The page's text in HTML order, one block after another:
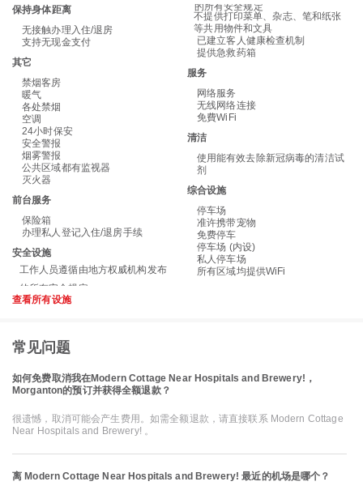
保持身体距离
无接触办理入住/退房
支持无现金支付
其它
禁烟客房
暖气
各处禁烟
空调
24小时保安
安全警报
烟雾警报
公共区域都有监视器
灭火器
前台服务
保险箱
办理私人登记入住/退房手续
安全设施
工作人员遵循由地方权威机构发布
的所有安全规定
不提供打印菜单、杂志、笔和纸张
等共用物件和文具
已建立客人健康检查机制
提供急救药箱
服务
网络服务
无线网络连接
免費WiFi
清洁
使用能有效去除新冠病毒的清洁试
剂
综合设施
停车场
准许携带宠物
免费停车
停车场 (内设)
私人停车场
所有区域均提供WiFi
查看所有设施
常见问题
如何免费取消我在Modern Cottage Near Hospitals and Brewery!，
Morganton的预订并获得全额退款？
很遗憾，取消可能会产生费用。如需全额退款，请直接联系 Modern Cottage
Near Hospitals and Brewery! 。
离 Modern Cottage Near Hospitals and Brewery! 最近的机场是哪个？